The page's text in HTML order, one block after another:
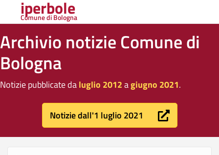
iperbole
Comune di Bologna
Archivio notizie Comune di
Bologna
Notizie pubblicate daluglio 2012agiugno 2021.
Notizie dall'1 luglio 2021